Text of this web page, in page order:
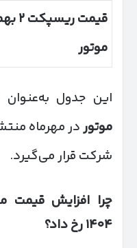
قیمت ریسپکت۲
موتور
این جدول به‌عنوان
موتوردر مهرماه
شرکت قرار می‌گیرد.
چرا افزایش قیمت
۱۴۰۴رخ داد؟